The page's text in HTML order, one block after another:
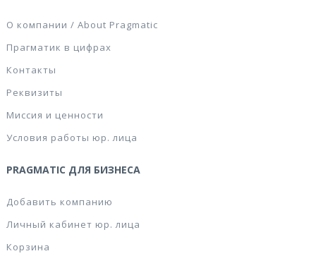
О компании / About Pragmatic
Прагматик в цифрах
Контакты
Реквизиты
Миссия и ценности
Условия работы юр. лица
PRAGMATIC ДЛЯ БИЗНЕСА
Добавить компанию
Личный кабинет юр. лица
Корзина